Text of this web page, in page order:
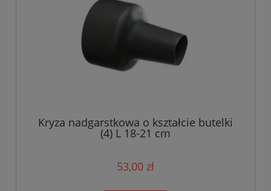
Kryza nadgarstkowa o kształcie butelki
(4) L 18-21 cm
53,00 zł